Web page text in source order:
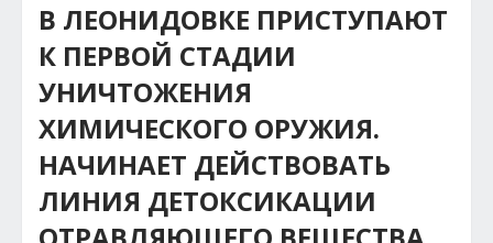
В ЛЕОНИДОВКЕ ПРИСТУПАЮТ
К ПЕРВОЙ СТАДИИ
УНИЧТОЖЕНИЯ
ХИМИЧЕСКОГО ОРУЖИЯ.
НАЧИНАЕТ ДЕЙСТВОВАТЬ
ЛИНИЯ ДЕТОКСИКАЦИИ